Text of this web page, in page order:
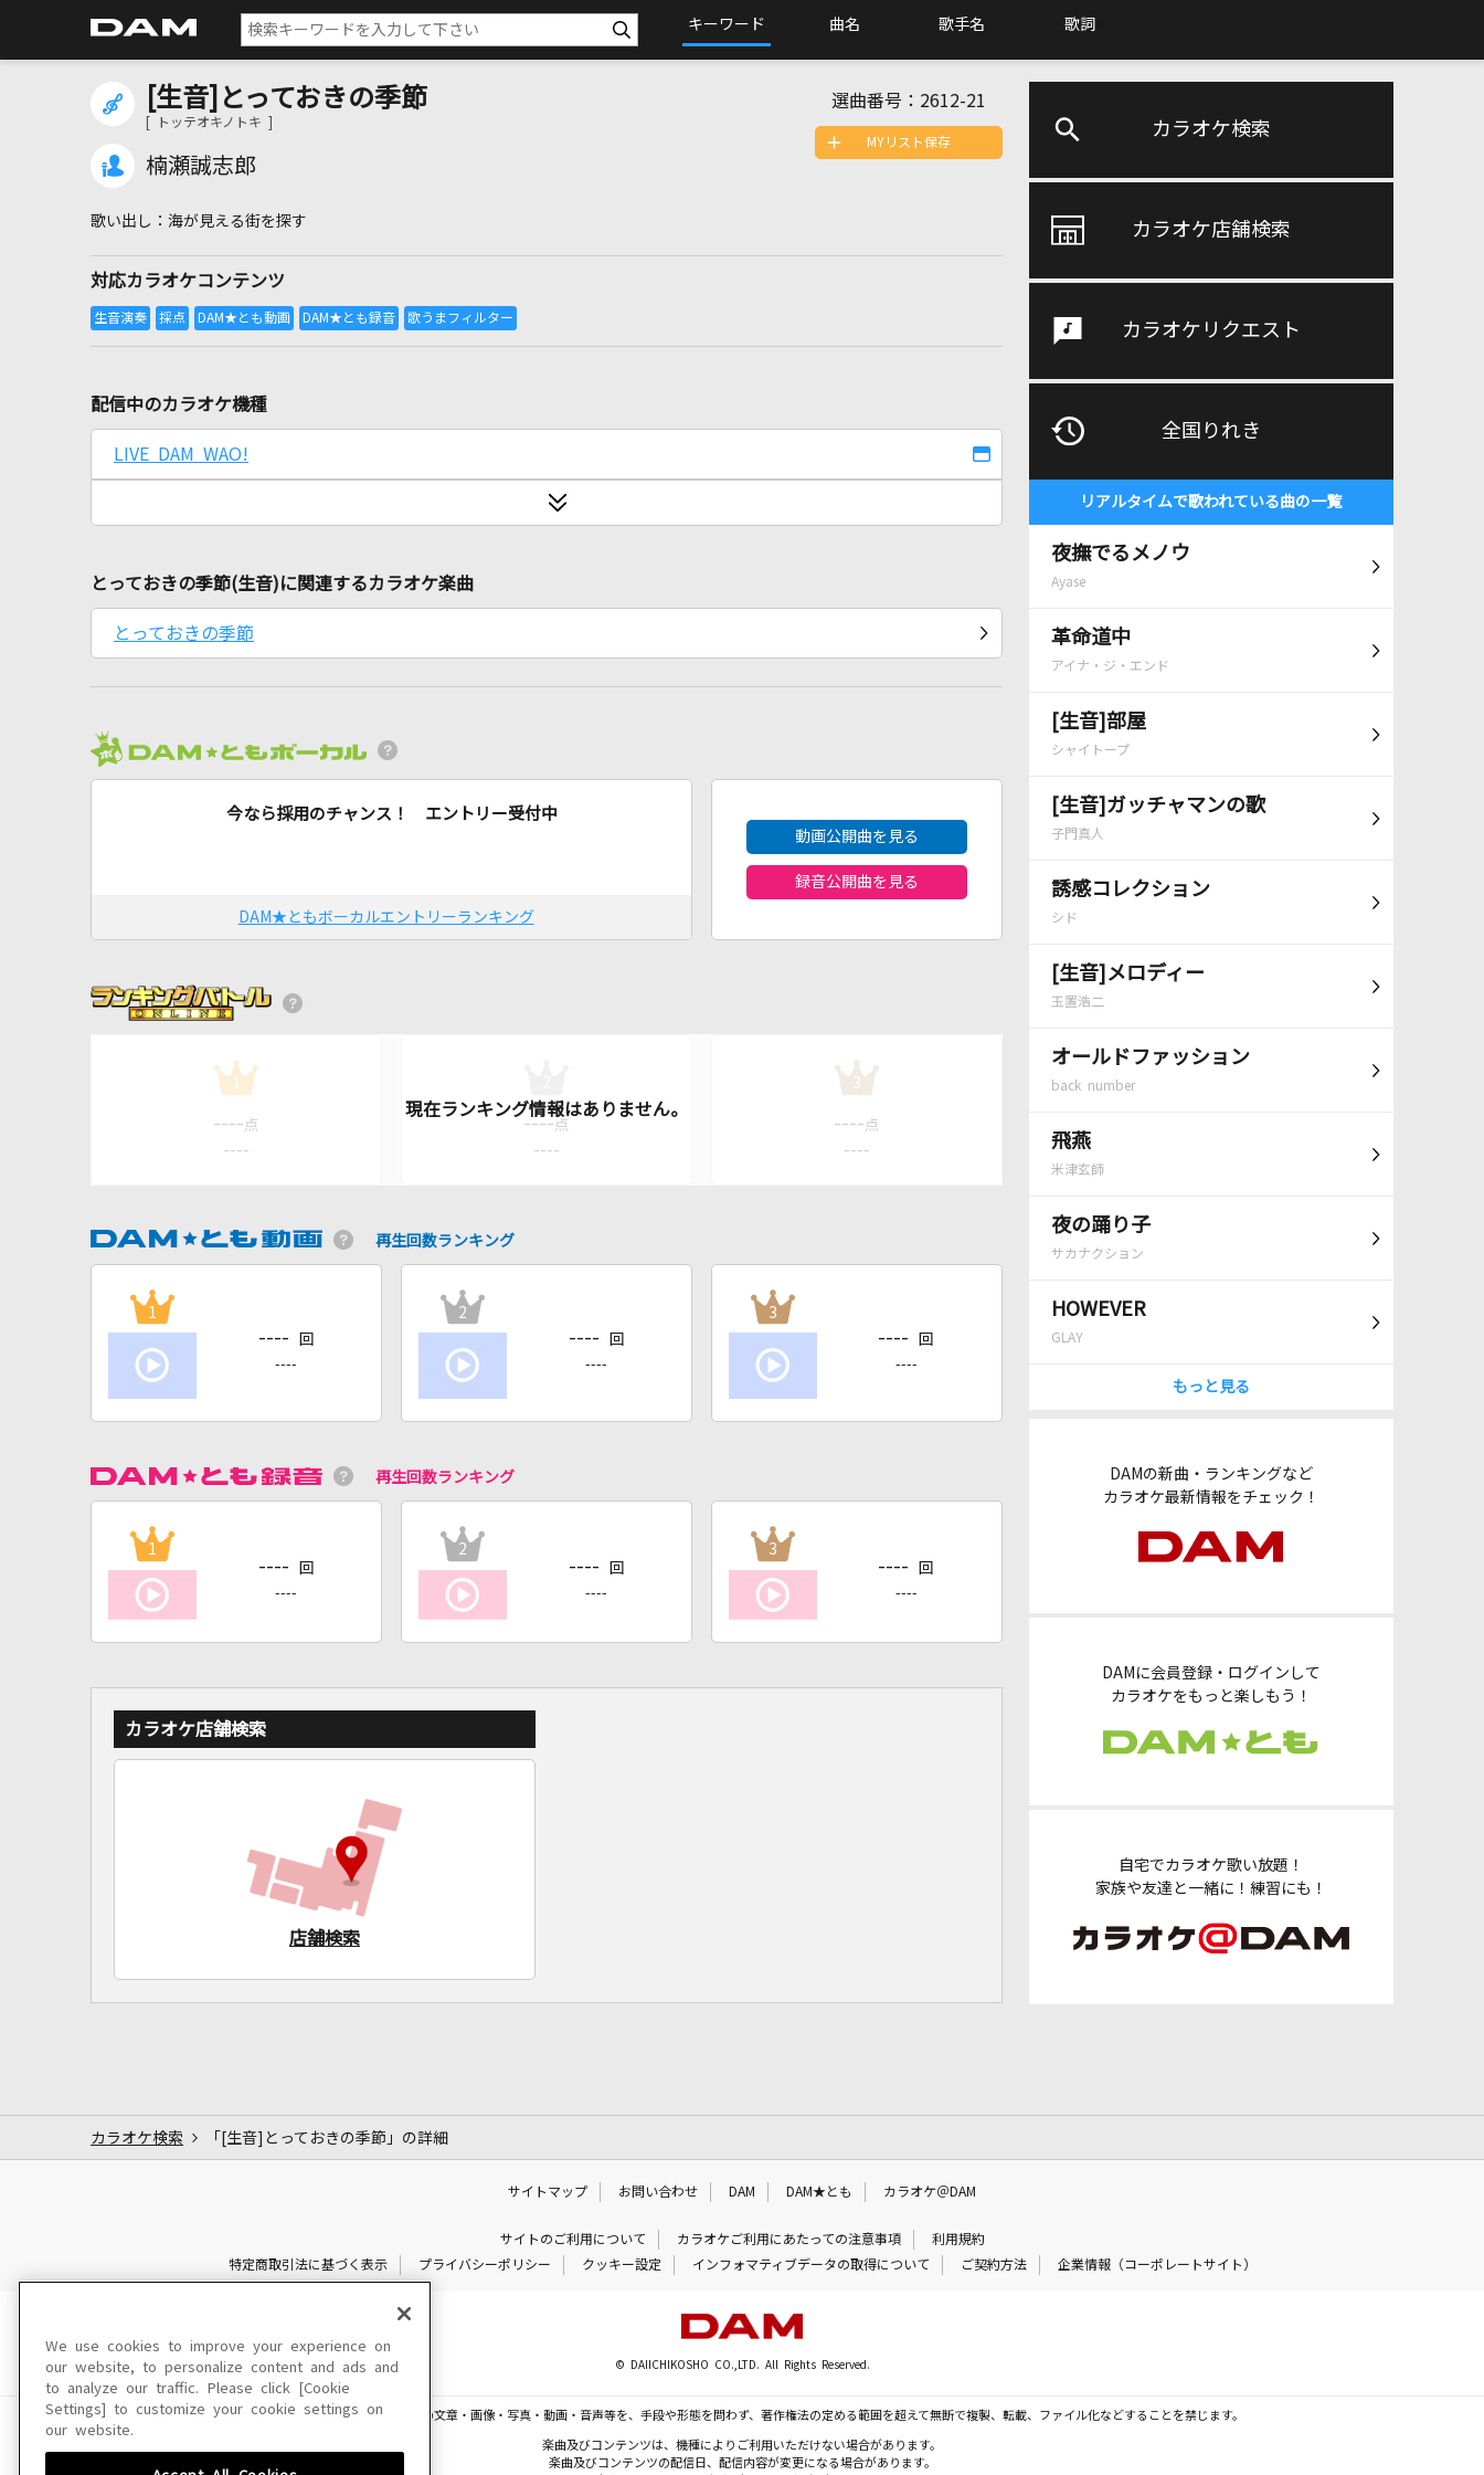
キーワード 曲名 歌手名 歌詞
カラオケ検索
カラオケ店舗検索
カラオケリクエスト
全国りれき
リアルタイムで歌われている曲の一覧
夜撫でるメノウ
Ayase
革命道中
アイナ・ジ・エンド
[生音]部屋
シャイトープ
[生音]ガッチャマンの歌
子門真人
誘感コレクション
シド
[生音]メロディー
玉置浩二
オールドファッション
back number
飛燕
米津玄師
夜の踊り子
サカナクション
HOWEVER
GLAY
もっと見る
DAMの新曲・ランキングなど
カラオケ最新情報をチェック！
DAMに会員登録・ログインして
カラオケをもっと楽しもう！
自宅でカラオケ歌い放題！
家族や友達と一緒に！練習にも！
[生音]とっておきの季節
[ トッテオキノトキ ]
楠瀬誠志郎
選曲番号： 2612-21
海が見える街を探す
対応カラオケコンテンツ
MYリスト保存
配信中のカラオケ機種
LIVE DAM WAO!
とっておきの季節(生音)に関連するカラオケ楽曲
とっておきの季節
今なら採用のチャンス！ エントリー受付中
DAM★ともボーカルエントリーランキング
動画公開曲を見る
録音公開曲を見る
1
---- 点
----
---- 点
----
3
---- 点
----
再生回数ランキング
1
---- 回
----
2
---- 回
----
3
---- 回
----
再生回数ランキング
1
---- 回
----
2
---- 回
----
3
---- 回
----
カラオケ店舗検索
店舗検索
カラオケ検索 「[生音]とっておきの季節」の詳細
サイトマップ お問い合わせ DAM DAM★とも カラオケ＠DAM
サイトのご利用について カラオケご利用にあたっての注意事項
利用規約
特定商取引法に基づく表示
プライバシーポリシー クッキー設定 インフォマティブデータの取得について ご契約方法 企業情報（コーポレートサイト）
© DAIICHIKOSHO CO.,LTD. All Rights Reserved.
このサイトに掲載されている一切の文章・画像・写真・動画・音声等を、手段や形態を問わず、著作権法の定める範囲を超えて無断で複製、転載、ファイル化などすることを禁じます。
楽曲及びコンテンツは、機種によりご利用いただけない場合があります。
楽曲及びコンテンツの配信日、配信内容が変更になる場合があります。
We use cookies to improve your experience on
our website, to personalize content and ads and
to analyze our traffic. Please click [Cookie
Settings] to customize your cookie settings on
our website.